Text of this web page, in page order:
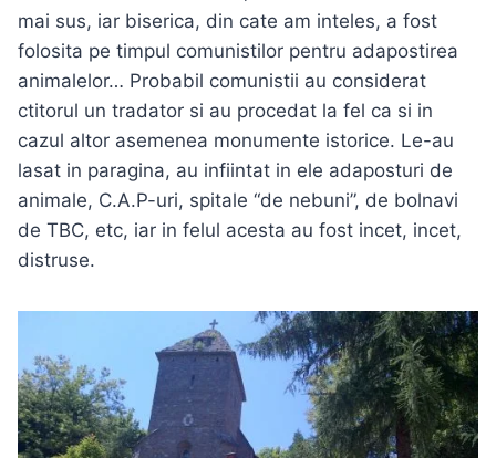
mai sus, iar biserica, din cate am inteles, a fost
folosita pe timpul comunistilor pentru adapostirea
animalelor… Probabil comunistii au considerat
ctitorul un tradator si au procedat la fel ca si in
cazul altor asemenea monumente istorice. Le-au
lasat in paragina, au infiintat in ele adaposturi de
animale, C.A.P-uri, spitale “de nebuni”, de bolnavi
de TBC, etc, iar in felul acesta au fost incet, incet,
distruse.